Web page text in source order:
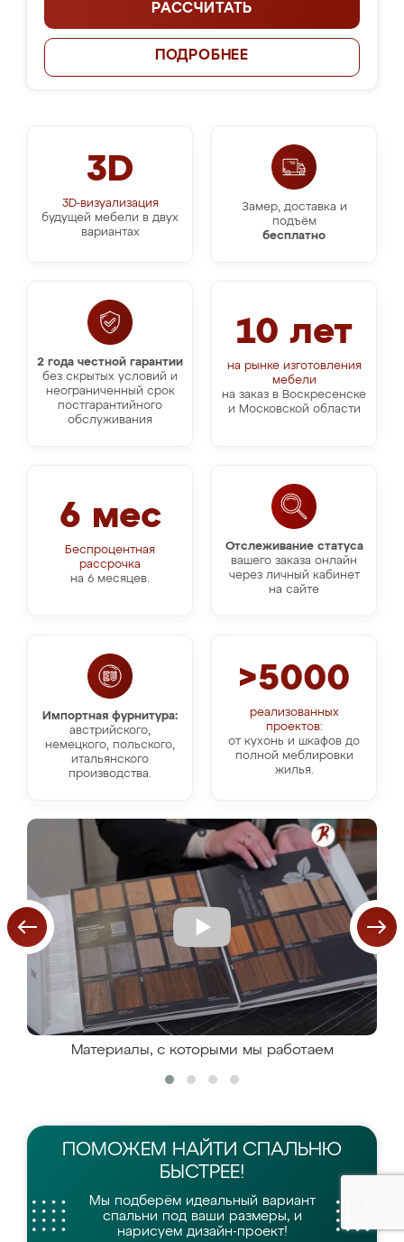
РАССЧИТАТЬ
ПОДРОБНЕЕ
3D
3D-визуализация
будущей мебели в двух
вариантах
Замер, доставка и
подъём
бесплатно
10 лет
на рынке изготовления
мебели
на заказ в Воскресенске
и Московской области
2 года честной гарантии
без скрытых условий и
неограниченный срок
постгарантийного
обслуживания
Отслеживание статуса
вашего заказа онлайн
через личный кабинет
на сайте
6 мес
Беспроцентная
рассрочка
на 6 месяцев.
Импортная фурнитура:
австрийского,
немецкого, польского,
итальянского
производства.
>5000
реализованных
проектов:
от кухонь и шкафов до
полной меблировки
жилья.
Материалы, с которыми мы работаем
ПОМОЖЕМ НАЙТИ СПАЛЬНЮ
БЫСТРЕЕ!
Мы подберём идеальный вариант
спальни под ваши размеры, и
нарисуем дизайн-проект!